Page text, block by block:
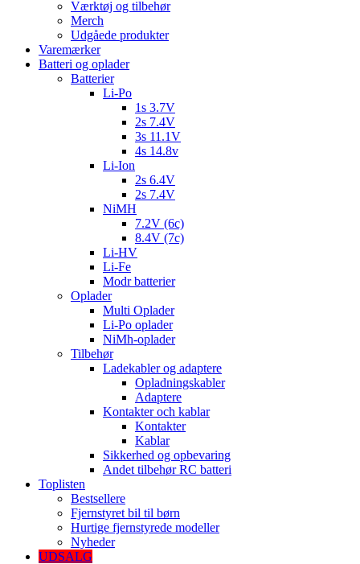
Værktøj og tilbehør
Merch
Udgåede produkter
Varemærker
Batteri og oplader
Batterier
Li-Po
1s 3.7V
2s 7.4V
3s 11.1V
4s 14.8v
Li-Ion
2s 6.4V
2s 7.4V
NiMH
7.2V (6c)
8.4V (7c)
Li-HV
Li-Fe
Modr batterier
Oplader
Multi Oplader
Li-Po oplader
NiMh-oplader
Tilbehør
Ladekabler og adaptere
Opladningskabler
Adaptere
Kontakter och kablar
Kontakter
Kablar
Sikkerhed og opbevaring
Andet tilbehør RC batteri
Toplisten
Bestsellere
Fjernstyret bil til børn
Hurtige fjernstyrede modeller
Nyheder
UDSALG